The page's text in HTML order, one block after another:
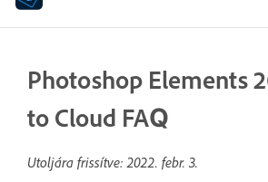
Photoshop Elements
to Cloud FAQ
Utoljára frissítve:2022. febr. 3.